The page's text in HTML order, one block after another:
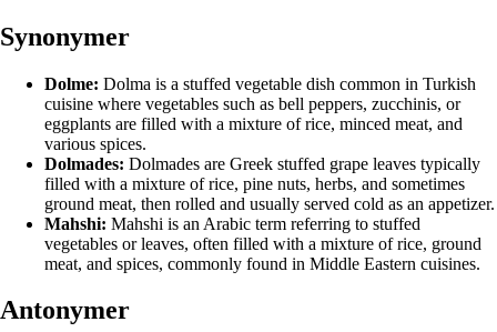
Synonymer
Dolme: Dolma is a stuffed vegetable dish common in Turkish
cuisine where vegetables such as bell peppers, zucchinis, or
eggplants are filled with a mixture of rice, minced meat, and
various spices.
Dolmades: Dolmades are Greek stuffed grape leaves typically
filled with a mixture of rice, pine nuts, herbs, and sometimes
ground meat, then rolled and usually served cold as an appetizer.
Mahshi: Mahshi is an Arabic term referring to stuffed
vegetables or leaves, often filled with a mixture of rice, ground
meat, and spices, commonly found in Middle Eastern cuisines.
Antonymer